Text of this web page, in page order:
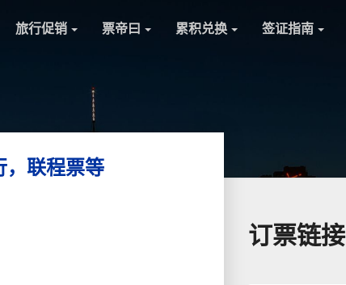
旅行促销 票帝曰 累积兑换 签证指南
，联程票等
订票链接